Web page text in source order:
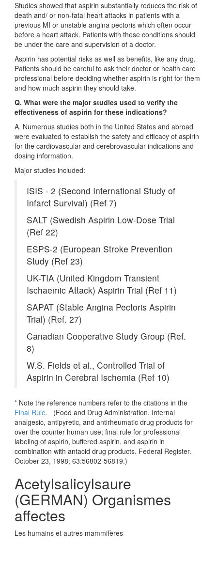
Studies showed that aspirin substantially reduces the risk of
death and/ or non-fatal heart attacks in patients with a
previous MI or unstable angina pectoris which often occur
before a heart attack. Patients with these conditions should
be under the care and supervision of a doctor.
Aspirin has potential risks as well as benefits, like any drug.
Patients should be careful to ask their doctor or health care
professional before deciding whether aspirin is right for them
and how much aspirin they should take.
Q. What were the major studies used to verify the
effectiveness of aspirin for these indications?
A. Numerous studies both in the United States and abroad
were evaluated to establish the safety and efficacy of aspirin
for the cardiovascular and cerebrovascular indications and
dosing information.
Major studies included:
ISIS - 2 (Second International Study of
Infarct Survival) (Ref 7)
SALT (Swedish Aspirin Low-Dose Trial
(Ref 22)
ESPS-2 (European Stroke Prevention
Study (Ref 23)
UK-TIA (United Kingdom Transient
Ischaemic Attack) Aspirin Trial (Ref 11)
SAPAT (Stable Angina Pectoris Aspirin
Trial) (Ref. 27)
Canadian Cooperative Study Group (Ref.
8)
W.S. Fields et al., Controlled Trial of
Aspirin in Cerebral Ischemia (Ref 10)
* Note the reference numbers refer to the citations in the
Final Rule. (Food and Drug Administration. Internal
analgesic, antipyretic, and antirheumatic drug products for
over the counter human use; final rule for professional
labeling of aspirin, buffered aspirin, and aspirin in
combination with antacid drug products. Federal Register.
October 23, 1998; 63:56802-56819.)
Acetylsalicylsaure
(GERMAN) Organismes
affectes
Les humains et autres mammifères